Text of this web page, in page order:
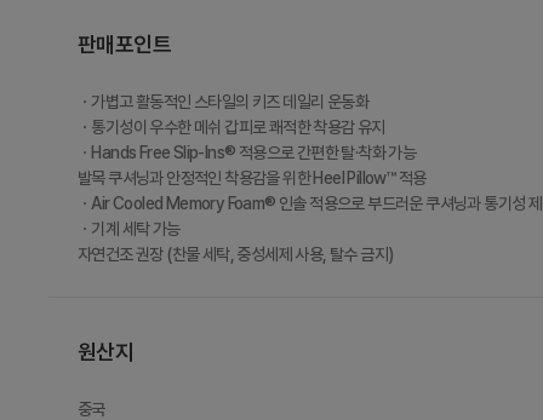
판매포인트
ㆍ가볍고 활동적인 스타일의 키즈 데일리 운동화
ㆍ통기성이 우수한 메쉬 갑피로 쾌적한 착용감 유지
ㆍHands Free Slip-Ins® 적용으로 간편한 탈·착화 가능
발목 쿠셔닝과 안정적인 착용감을 위한 Heel Pillow™ 적용
ㆍAir Cooled Memory Foam® 인솔 적용으로 부드러운 쿠셔닝과 통기성
ㆍ기계 세탁 가능
자연건조 권장 (찬물 세탁, 중성세제 사용, 탈수 금지)
원산지
중국